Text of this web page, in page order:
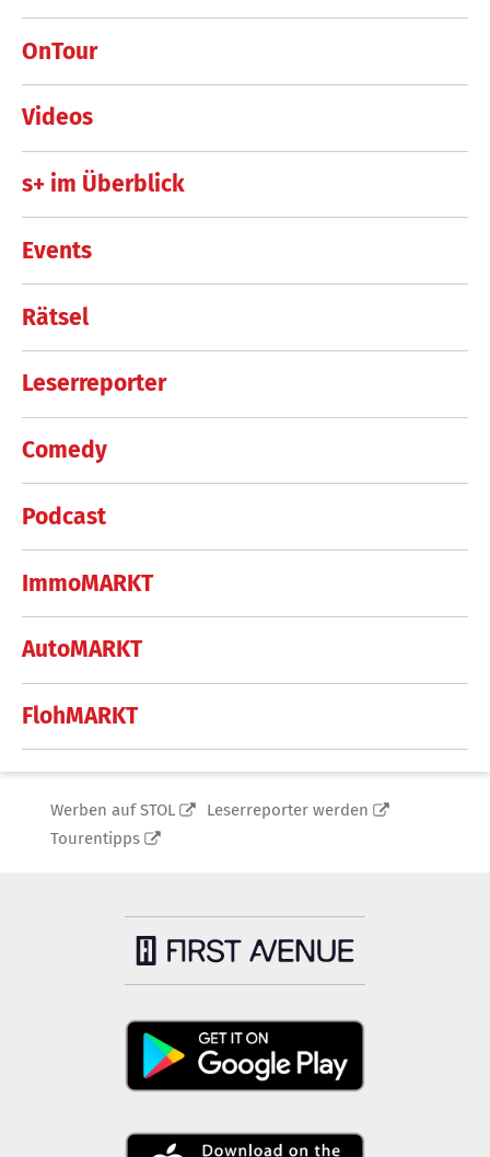
OnTour
Videos
s+ im Überblick
Events
Rätsel
Leserreporter
Comedy
Podcast
ImmoMARKT
AutoMARKT
FlohMARKT
Werben auf STOL
Leserreporter werden
Tourentipps